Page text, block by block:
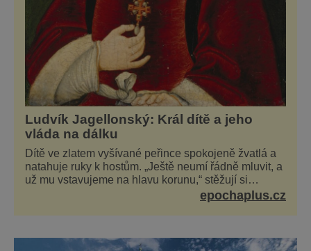
Ludvík Jagellonský: Král dítě a jeho
vláda na dálku
Dítě ve zlatem vyšívané peřince spokojeně žvatlá a
natahuje ruky k hostům. „Ještě neumí řádně mluvit, a
už mu vstavujeme na hlavu korunu,“ stěžují si
současníci, pro které je k neuvěření, že droboučký
princ se dnes stal králem. Otázka za milion, na niž by
epochaplus.cz